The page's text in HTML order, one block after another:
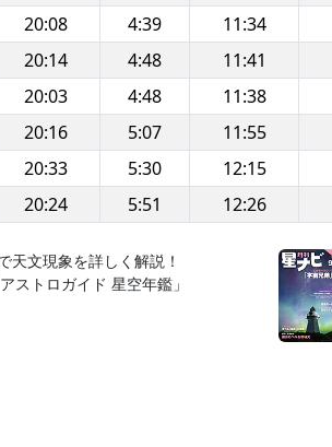
20:08 4:39 11:34
20:14 4:48 11:41
20:03 4:48 11:38
20:16 5:07 11:55
20:33 5:30 12:15
20:24 5:51 12:26
天文現象を詳しく解説！
ストロガイド 星空年鑑」